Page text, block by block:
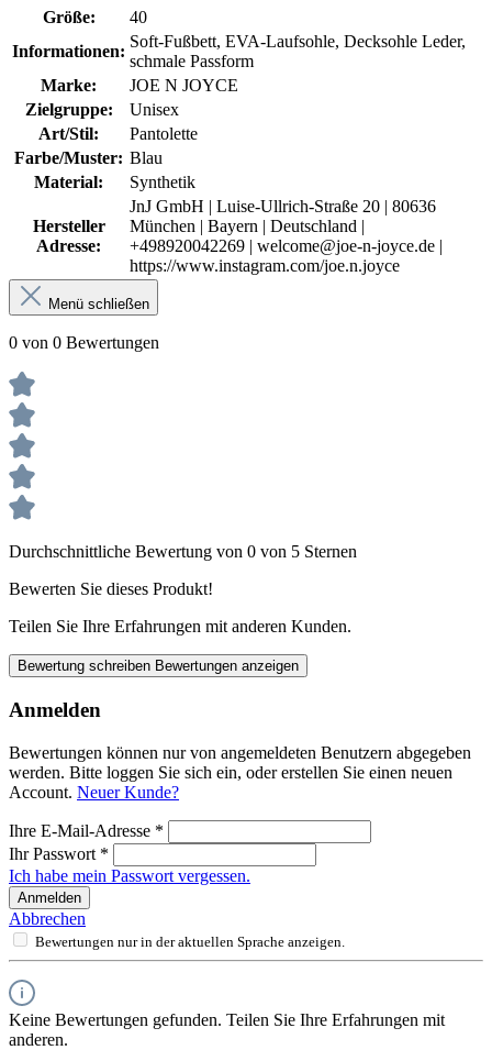
Größe:
40
Informationen:
Soft-Fußbett, EVA-Laufsohle, Decksohle Leder,
schmale Passform
Marke:
JOE N JOYCE
Zielgruppe:
Unisex
Art/Stil:
Pantolette
Farbe/Muster: Blau
Material:
Synthetik
Hersteller
Adresse:
JnJ GmbH | Luise-Ullrich-Straße 20 | 80636
München | Bayern | Deutschland |
+498920042269 | welcome@joe-n-joyce.de |
https://www.instagram.com/joe.n.joyce
Menü schließen
0 von 0 Bewertungen
Durchschnittliche Bewertung von 0 von 5 Sternen
Bewerten Sie dieses Produkt!
Teilen Sie Ihre Erfahrungen mit anderen Kunden.
Bewertung schreiben Bewertungen anzeigen
Anmelden
Bewertungen können nur von angemeldeten Benutzern abgegeben
werden. Bitte loggen Sie sich ein, oder erstellen Sie einen neuen
Account. Neuer Kunde?
Ihre E-Mail-Adresse *
Ihr Passwort *
Ich habe mein Passwort vergessen.
Anmelden
Abbrechen
Bewertungen nur in der aktuellen Sprache anzeigen.
Keine Bewertungen gefunden. Teilen Sie Ihre Erfahrungen mit
anderen.